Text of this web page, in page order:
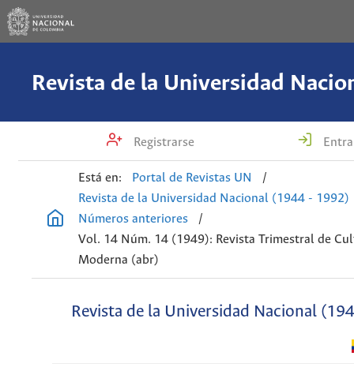
Registrarse
Está en: Portal de Revistas UN
/
Revista de la Universidad Nacional (1944 - 1992)
Números anteriores
/
Vol. 14 Núm. 14 (1949): Revista Trimestral de
Moderna (abr)
Revista de la Universidad Nacional